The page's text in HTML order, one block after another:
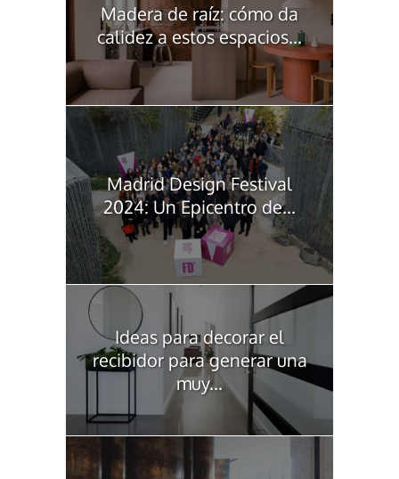
Madera de raíz: cómo da
calidez a estos espacios...
Madrid Design Festival
2024: Un Epicentro de...
Ideas para decorar el
recibidor para generar una
muy...